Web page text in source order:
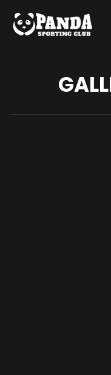
Skip to main